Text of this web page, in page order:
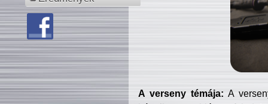
A verseny témája: A